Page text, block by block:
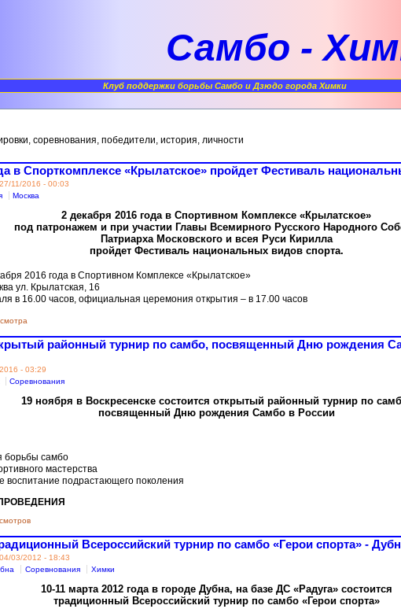
Самбо -
Клуб поддержки борьбы Самбо и Дзюдо города Химки
соревнования, победители, история, личности
в Спорткомплексе «Крылатское» пройдет Фестиваль
11/2016 - 00:03
Москва
2 декабря 2016 года в Спортивном Комплексе «Крылатское»
под патронажем и при участии Главы Всемирного Русского Народного
Патриарха Московского и всея Руси Кирилла
пройдет Фестиваль национальных видов спорта.
2016 года в Спортивном Комплексе «Крылатское»
ул. Крылатская, 16
в 16.00 часов, официальная церемония открытия – в 17.00 часов
районный турнир по самбо, посвященный Дню рождения
- 03:29
Соревнования
19 ноября в Воскресенске состоится открытый районный турнир по
посвященный Дню рождения Самбо в России
борьбы самбо
мастерства
воспитание подрастающего поколения
Всероссийский турнир по самбо «Герои спорта» -
03/2012 - 18:43
Соревнования Химки
10-11 марта 2012 года в городе Дубна, на базе ДС «Радуга» состоится
традиционный Всероссийский турнир по самбо «Герои спорта»